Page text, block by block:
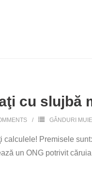
cu slujbă
GÂNDURI
calculele! Premisele
un ONG potrivit